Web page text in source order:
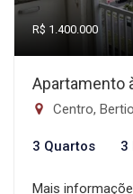
R$ 1.400.000
Apartamento
Centro,
3 Quartos 3
Mais